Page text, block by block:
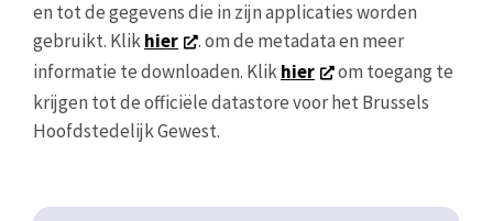
en tot de gegevens die in zijn applicaties worden
gebruikt. Klikhier
. om de metadata en meer
informatie te downloaden. Klikhier
om toegang te
krijgen tot de officiële datastore voor het Brussels
Hoofdstedelijk Gewest.